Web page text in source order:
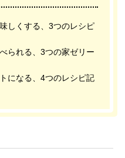
しくする、3つのレシピ
られる、3つの家ゼリー
になる、4つのレシピ記